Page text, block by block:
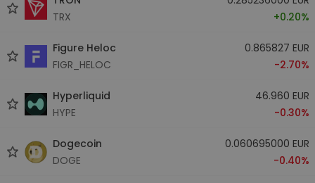
TRX
+0.20%
Figure Heloc
FIGR_HELOC
0.865827 EUR
-2.70%
Hyperliquid
HYPE
46.960 EUR
-0.30%
Dogecoin
DOGE
0.060695000 EUR
-0.40%